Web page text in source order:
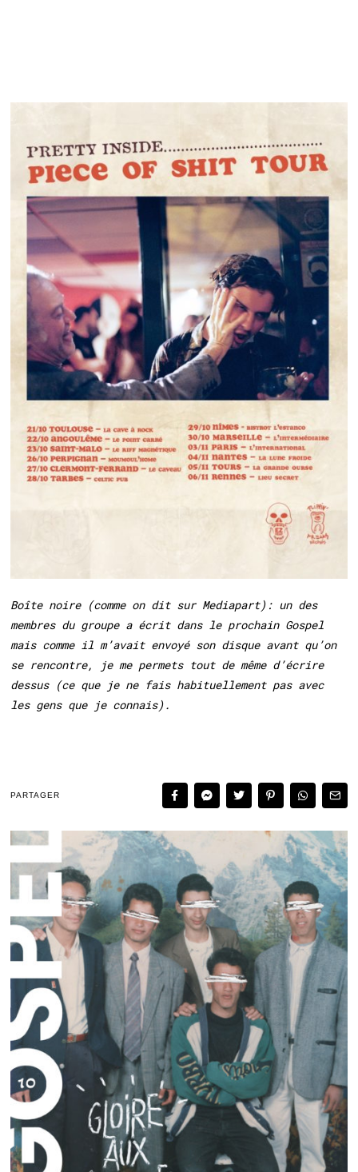
Boîte noire (comme on dit sur Mediapart): un des
membres du groupe a écrit dans le prochain Gospel
mais comme il m’avait envoyé son disque avant qu’on
se rencontre, je me permets tout de même d’écrire
dessus (ce que je ne fais habituellement pas avec
les gens que je connais).
PARTAGER